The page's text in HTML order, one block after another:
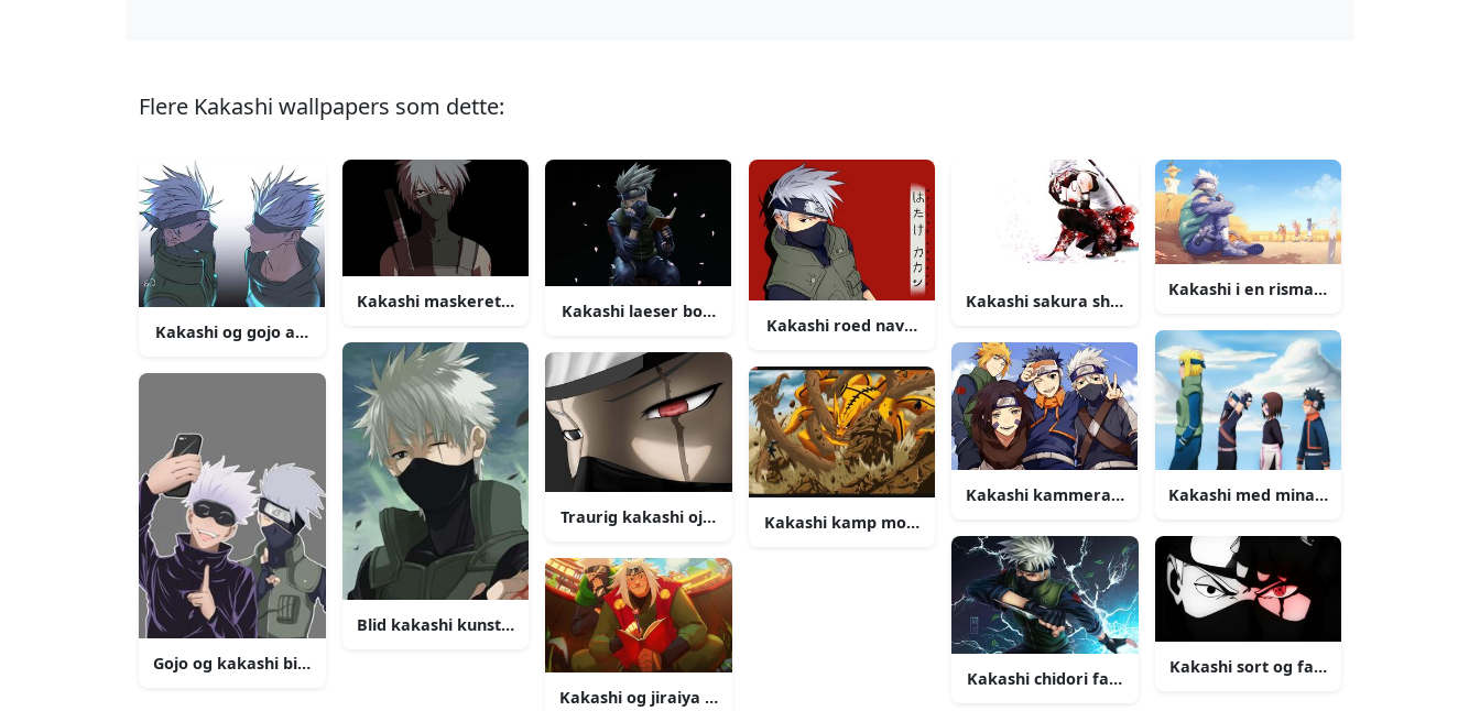
Flere Kakashi wallpapers som dette:
Kakashi og gojo ansigt til ansigt billede
Gojo og kakashi billede
Kakashi maskeret shinobi billede
Blid kakashi kunst billede
Kakashi laeser bog billede
Traurig kakashi oje billede
Kakashi og jiraiya billede
Kakashi roed navn billede
Kakashi kamp mod kayuubi billede
Kakashi sakura shinobi billede
Kakashi kammerater og lærer billede
Kakashi chidori fanart billede
Kakashi i en rismark billede
Kakashi med minato billede
Kakashi sort og farvet billede